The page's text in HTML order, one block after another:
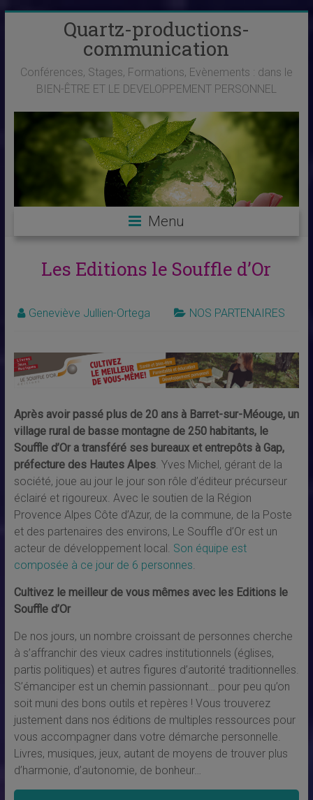
Quartz-productions-
communication
Conférences, Stages, Formations, Evènements : dans le
BIEN-ÊTRE ET LE DEVELOPPEMENT PERSONNEL
Menu
Les Editions le Souffle d’Or
Geneviève Jullien-Ortega NOS PARTENAIRES
Après avoir passé plus de 20 ans à Barret-sur-Méouge, un
village rural de basse montagne de 250 habitants, le
Souffle d’Or a transféré ses bureaux et entrepôts à Gap,
préfecture des Hautes Alpes. Yves Michel, gérant de la
société, joue au jour le jour son rôle d’éditeur précurseur
éclairé et rigoureux. Avec le soutien de la Région
Provence Alpes Côte d’Azur, de la commune, de la Poste
et des partenaires des environs, Le Souffle d’Or est un
acteur de développement local. Son équipe est
composée à ce jour de 6 personnes
Cultivez le meilleur de vous mêmes avec les Editions le
Souffle d’Or
De nos jours, un nombre croissant de personnes cherche
à s’affranchir des vieux cadres institutionnels (églises,
partis politiques) et autres figures d’autorité traditionnelles.
S’émanciper est un chemin passionnant… pour peu qu’on
soit muni des bons outils et repères ! Vous trouverez
justement dans nos éditions de multiples ressources pour
vous accompagner dans votre démarche personnelle.
Livres, musiques, jeux, autant de moyens de trouver plus
d’harmonie, d’autonomie, de bonheur…